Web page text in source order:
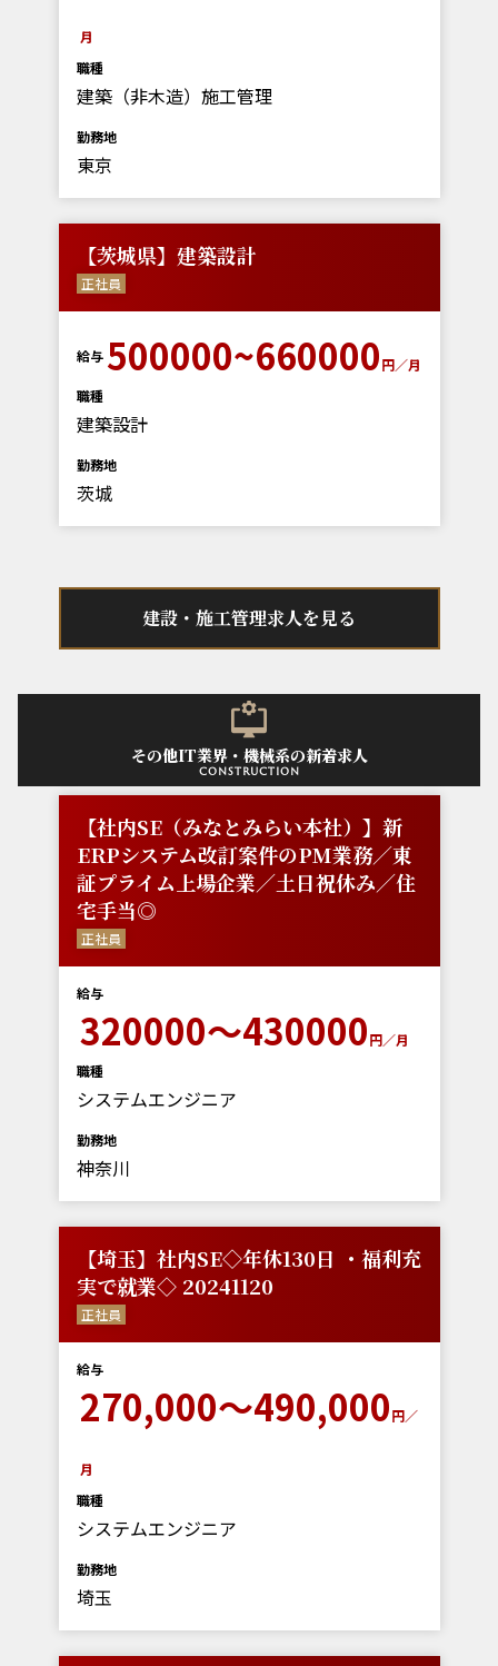
月
職種
建築（非木造）施工管理
勤務地
東京
【茨城県】建築設計
正社員
給与 500000~660000円／月
職種
建築設計
勤務地
茨城
建設・施工管理求人を見る
その他IT業界・機械系の新着求人
construction
【社内SE（みなとみらい本社）】新
ERPシステム改訂案件のPM業務／東
証プライム上場企業／土日祝休み／住
宅手当◎
正社員
給与
320000～430000円／月
職種
システムエンジニア
勤務地
神奈川
【埼玉】社内SE◇年休130日 ・福利充
実で就業◇ 20241120
正社員
給与
270,000～490,000円／
月
職種
システムエンジニア
勤務地
埼玉